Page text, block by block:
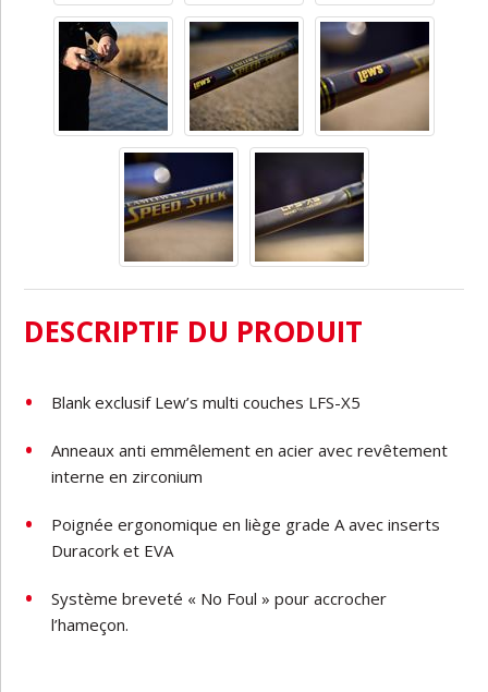
DESCRIPTIF DU PRODUIT
Blank exclusif Lew’s multi couches LFS-X5
Anneaux anti emmêlement en acier avec revêtement
interne en zirconium
Poignée ergonomique en liège grade A avec inserts
Duracork et EVA
Système breveté « No Foul » pour accrocher
l’hameçon.